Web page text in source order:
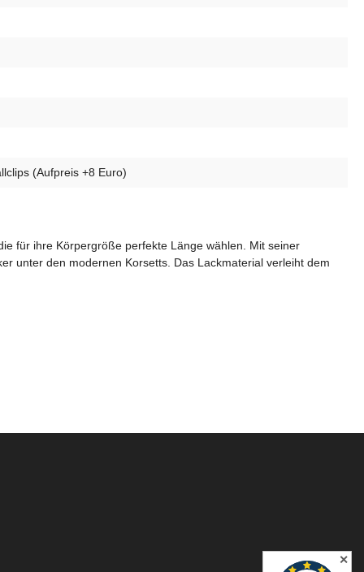
(Aufpreis +8 Euro)
für ihre Körpergröße perfekte Länge wählen. Mit seiner
unter den modernen Korsetts. Das Lackmaterial verleiht dem
✕